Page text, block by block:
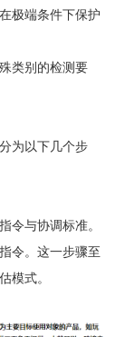
极端条件下保护
类别的检测要
为以下几个步
令与协调标准。
令。这一步骤至
模式。